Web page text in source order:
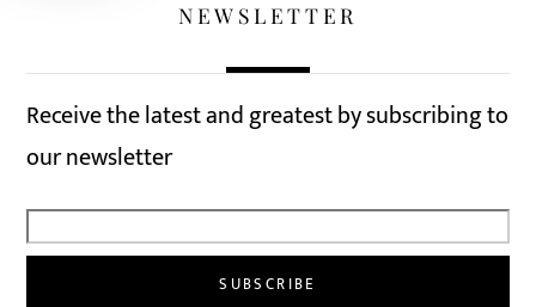
NEWSLETTER
Receive the latest and greatest by subscribing to
our newsletter